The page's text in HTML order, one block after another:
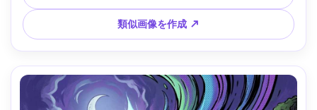
イリング、陽気でTikTok向きなムード、鮮明なプリントテク
スチャ、精細だがシンプルな形状、85mmレンズ、浅い被写
界深度、ソフトな映画風ライティング --ar 4:5
類似画像を作成 ↗